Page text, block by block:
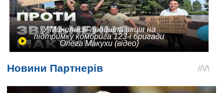
У Миколаєві пройшла акція на
підтримку комбрига 123-ї бригади
Олега Макухи (відео)